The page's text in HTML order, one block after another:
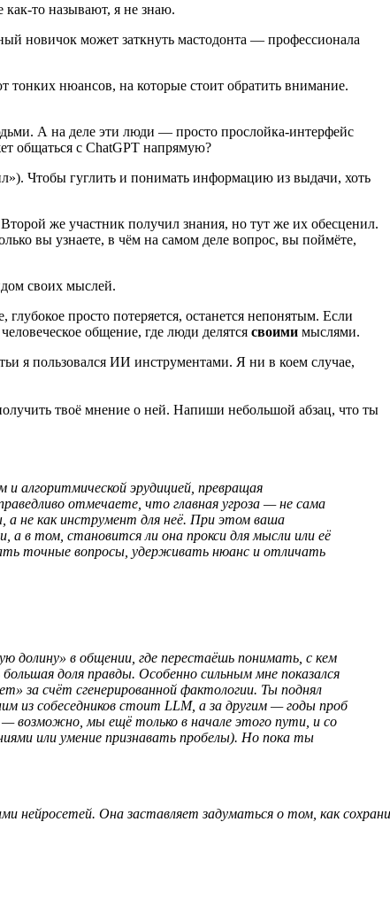
называют, я не знаю.
новичок может заткнуть мастодонта — профессионала
тонких нюансов, на которые стоит обратить внимание.
А на деле эти люди — просто прослойка‑интерфейс
общаться с ChatGPT напрямую?
Чтобы гуглить и понимать информацию из выдачи, хоть
же участник получил знания, но тут же их обесценил.
вы узнаете, в чём на самом деле вопрос, вы поймёте,
своих мыслей.
просто потеряется, останется непонятым. Если
общение, где люди делятся своими мыслями.
я пользовался ИИ инструментами. Я ни в коем случае,
твоё мнение о ней. Напиши небольшой абзац, что ты
эрудицией, превращая
отмечаете, что главная угроза — не сама
а не как инструмент для неё. При этом ваша
а в том, становится ли она прокси для мысли или её
точные вопросы, удерживать нюанс и отличать
долину» в общении, где перестаёшь понимать, с кем
доля правды. Особенно сильным мне показался
за счёт сгенерированной фактологии. Ты поднял
из собеседников стоит LLM, а за другим — годы проб
возможно, мы ещё только в начале этого пути, и со
или умение признавать пробелы). Но пока ты
Она заставляет задуматься о том, как